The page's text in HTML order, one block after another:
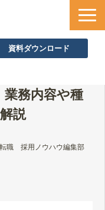
資料ダウンロード
務内容や種
説
職 採用ノウハウ編集部